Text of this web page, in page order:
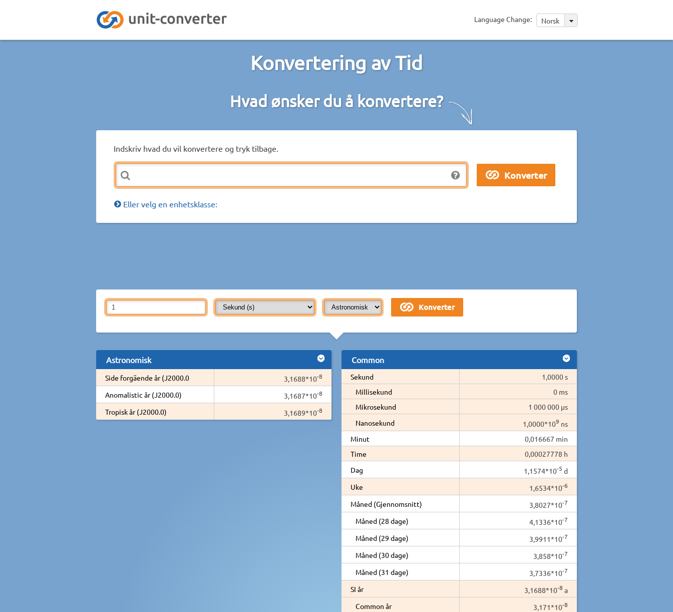
Language Change: Norsk
Konvertering av Tid
Hvad ønsker du å konvertere?
Indskriv hvad du vil konvertere og tryk tilbage.
Eller velg en enhetsklasse:
Astronomisk
Side forgäende år (J2000.0 3,1688*10-8
Anomalistic år (J2000.0) 3,1687*10-8
Tropisk år (J2000.0) 3,1689*10-8
Common
Sekund
1,0000 s
Millisekund
0 ms
Mikrosekund
1 000 000 µs
Nanosekund
1,0000*109 ns
Minut
0,016667 min
Time
0,00027778 h
Dag
1,1574*10-5 d
Uke
1,6534*10-6
Måned (Gjennomsnitt) 3,8027*10-7
Måned (28 dage) 4,1336*10-7
Måned (29 dage) 3,9911*10-7
Måned (30 dage) 3,858*10-7
Måned (31 dage) 3,7336*10-7
SI år 3,1688*10-8 a
Common år
3,171*10-8